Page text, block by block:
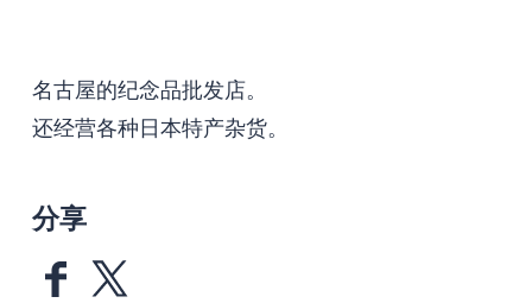
名古屋的纪念品批发店。
还经营各种日本特产杂货。
分享